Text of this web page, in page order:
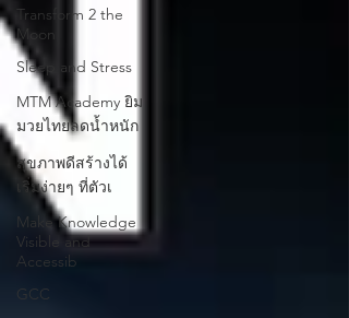
Transform 2 the
Moon
Sleep and Stress
MTM Academy ยิม
มวยไทยลดน้ำหนัก
สุขภาพดีสร้างได้
เริ่มง่ายๆ ที่ตัวเ
Make Knowledge
Visible and
Accessib
GCC